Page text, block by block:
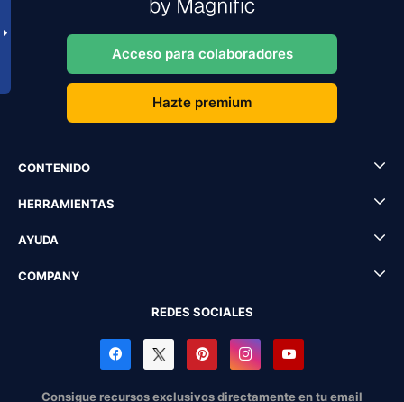
Acceso para colaboradores
Hazte premium
CONTENIDO
HERRAMIENTAS
AYUDA
COMPANY
REDES SOCIALES
Consigue recursos exclusivos directamente en tu email